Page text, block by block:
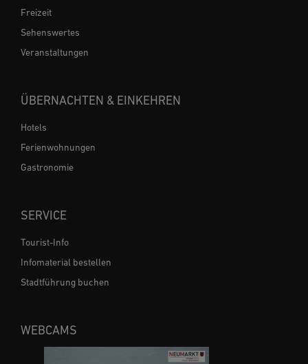
Freizeit
Sehenswertes
Veranstaltungen
ÜBERNACHTEN & EINKEHREN
Hotels
Ferienwohnungen
Gastronomie
SERVICE
Tourist-Info
Infomaterial bestellen
Stadtführung buchen
WEBCAMS